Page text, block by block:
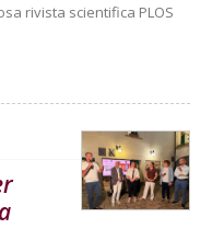
rivista scientifica PLOS